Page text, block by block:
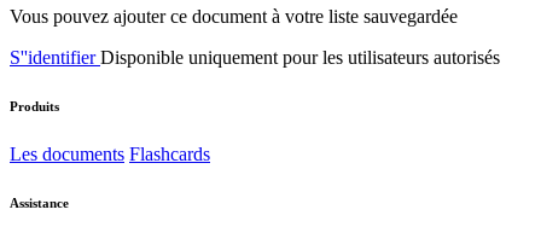
Vous pouvez ajouter ce document à votre liste sauvegardée
S''identifierDisponible uniquement pour les utilisateurs autorisés
Produits
Les documents Flashcards
Assistance